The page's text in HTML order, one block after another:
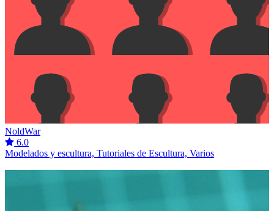
NoldWar
6.0
Modelados y escultura, Tutoriales de Escultura, Varios